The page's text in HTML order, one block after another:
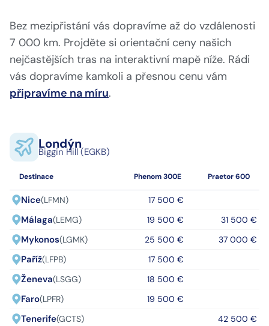
Bez mezipřistání vás dopravíme až do vzdálenosti
7 000 km. Projděte si orientační ceny našich
nejčastějších tras na interaktivní mapě níže. Rádi
vás dopravíme kamkoli a přesnou cenu vám
připravíme na míru.
Londýn
Londýn
Biggin Hill (EGKB)
Destinace Phenom 300E Praetor 600
Nice(LFMN) 17 500 €
Málaga(LEMG) 19 500 € 31 500 €
Mykonos(LGMK) 25 500 € 37 000 €
Paříž(LFPB) 17 500 €
Ženeva(LSGG) 18 500 €
Faro(LPFR) 19 500 €
Tenerife(GCTS) 42 500 €